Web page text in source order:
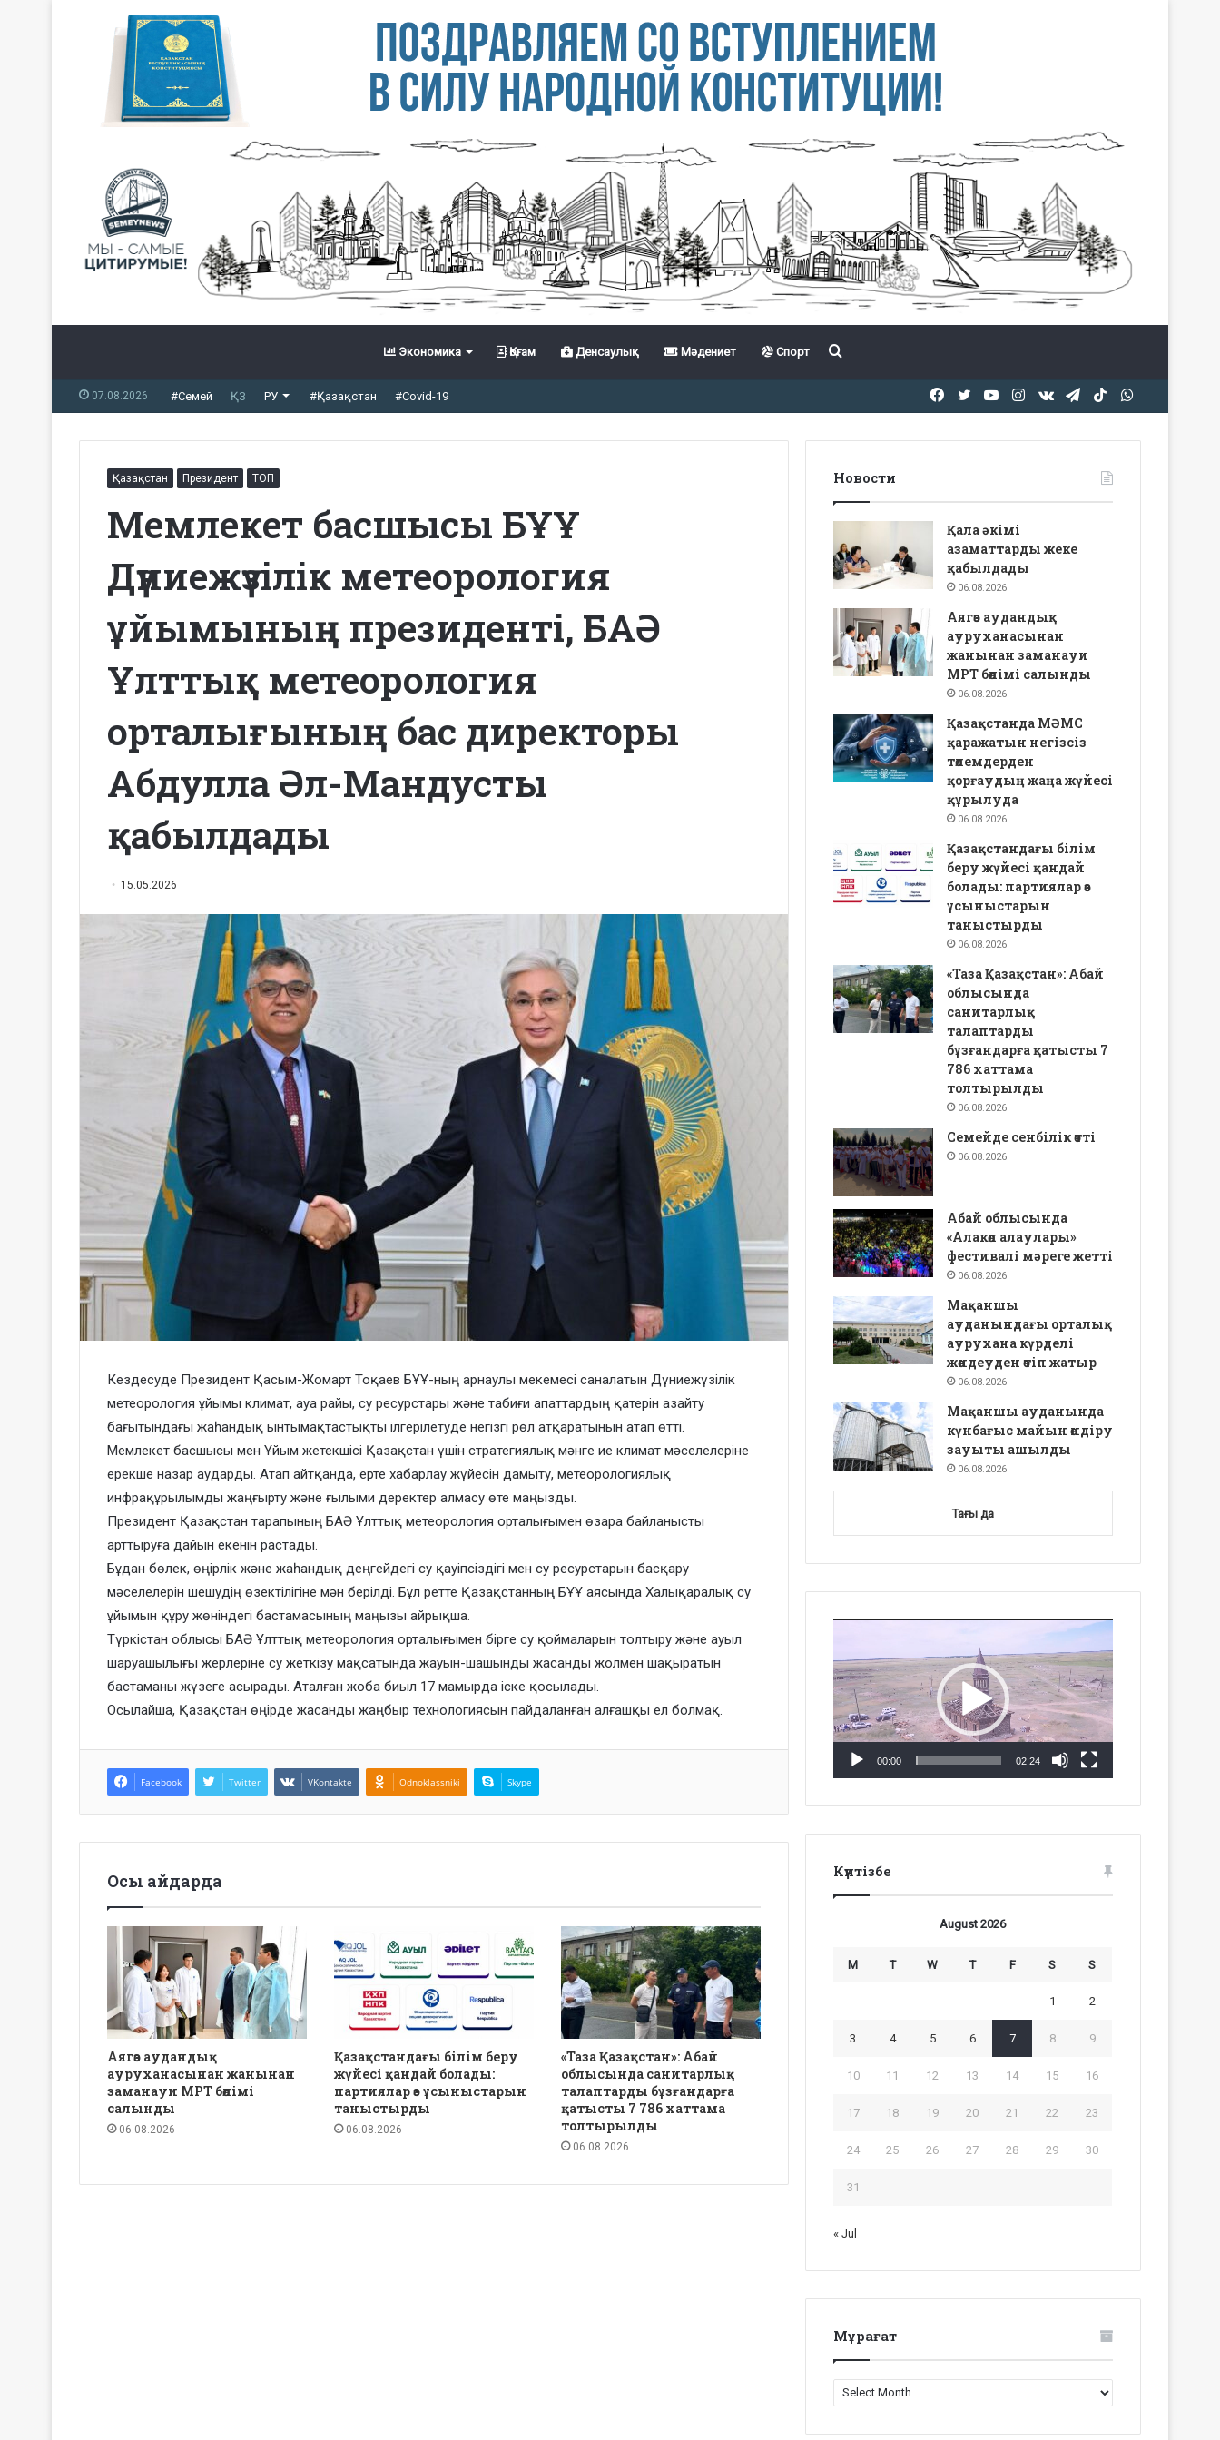
Экономика Қоғам Денсаулық Мәдениет Спорт
07.08.2026 #Семей ҚЗ РУ #Қазақстан #Covid-19 TikTok
Telegram
vk.com
Instagram
YouTube
Twitter
Facebook
Қазақстан Президент ТОП
Мемлекет басшысы БҰҰ
Дүниежүзілік метеорология
ұйымының президенті, БАӘ
Ұлттық метеорология
орталығының бас директоры
Абдулла Әл-Мандусты
қабылдады
15.05.2026
Кездесуде Президент Қасым-Жомарт Тоқаев БҰҰ-ның арнаулы мекемесі саналатын Дүниежүзілік
метеорология ұйымы климат, ауа райы, су ресурстары және табиғи апаттардың қатерін азайту
бағытындағы жаһандық ынтымақтастықты ілгерілетуде негізгі рөл атқаратынын атап өтті.
Мемлекет басшысы мен Ұйым жетекшісі Қазақстан үшін стратегиялық мәнге ие климат мәселелеріне
ерекше назар аударды. Атап айтқанда, ерте хабарлау жүйесін дамыту, метеорологиялық
инфрақұрылымды жаңғырту және ғылыми деректер алмасу өте маңызды.
Президент Қазақстан тарапының БАӘ Ұлттық метеорология орталығымен өзара байланысты
арттыруға дайын екенін растады.
Бұдан бөлек, өңірлік және жаһандық деңгейдегі су қауіпсіздігі мен су ресурстарын басқару
мәселелерін шешудің өзектілігіне мән берілді. Бұл ретте Қазақстанның БҰҰ аясында Халықаралық су
ұйымын құру жөніндегі бастамасының маңызы айрықша.
Түркістан облысы БАӘ Ұлттық метеорология орталығымен бірге су қоймаларын толтыру және ауыл
шаруашылығы жерлеріне су жеткізу мақсатында жауын-шашынды жасанды жолмен шақыратын
бастаманы жүзеге асырады. Аталған жоба биыл 17 мамырда іске қосылады.
Осылайша, Қазақстан өңірде жасанды жаңбыр технологиясын пайдаланған алғашқы ел болмақ.
Facebook Twitter VKontakte Odnoklassniki Skype
Осы айдарда
Аягөз аудандық
ауруханасынан жанынан
заманауи МРТ бөлімі
салынды
06.08.2026
Қазақстандағы білім беру
жүйесі қандай болады:
партиялар өз ұсыныстарын
таныстырды
06.08.2026
«Таза Қазақстан»: Абай
облысында санитарлық
талаптарды бұзғандарға
қатысты 7 786 хаттама
толтырылды
06.08.2026
Новости
Қала әкімі
азаматтарды жеке
қабылдады
06.08.2026
Аягөз аудандық
ауруханасынан
жанынан заманауи
МРТ бөлімі салынды
06.08.2026
Қазақстанда МӘМС
қаражатын негізсіз
төлемдерден
қорғаудың жаңа жүйесі
құрылуда
06.08.2026
Қазақстандағы білім
беру жүйесі қандай
болады: партиялар өз
ұсыныстарын
таныстырды
06.08.2026
«Таза Қазақстан»: Абай
облысында
санитарлық
талаптарды
бұзғандарға қатысты 7
786 хаттама
толтырылды
06.08.2026
Семейде сенбілік өтті
06.08.2026
Абай облысында
«Алакөл алаулары»
фестивалі мәреге жетті
06.08.2026
Мақаншы
ауданындағы орталық
аурухана күрделі
жөндеуден өтіп жатыр
06.08.2026
Мақаншы ауданында
күнбағыс майын өндіру
зауыты ашылды
06.08.2026
Тағы да
00:00 02:24
Күнтізбе
August 2026
M T W T F S S
1 2
3 4 5 6 7 8 9
10 11 12 13 14 15 16
17 18 19 20 21 22 23
24 25 26 27 28 29 30
31
« Jul
Мұрағат
Мұрағат